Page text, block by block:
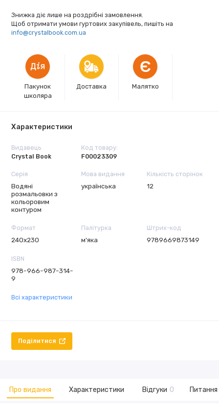
Знижка діє лише на роздрібні замовлення.
Щоб отримати умови гуртових закупівель, пишіть на
info@crystalbook.com.ua
Пакунок
школяра
Доставка
Є
Малятко
Характеристики
Видавець
Crystal Book
Код товару:
F00023309
Серія
Водяні
розмальовки з
кольоровим
контуром
Мова видання
українська
Кількість сторінок
12
Формат
240х230
Палітурка
м'яка
Штрих-код
9789669873149
ISBN
978-966-987-314-
9
Всі характеристики
Поділитися
Про видання Характеристики Відгуки 0 Питання